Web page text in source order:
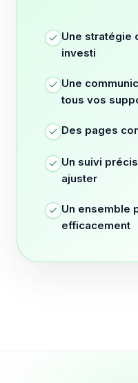
Une stratégie
investi
Une
tous vos
Des pages
Un suivi
ajuster
Un ensemble
efficacement